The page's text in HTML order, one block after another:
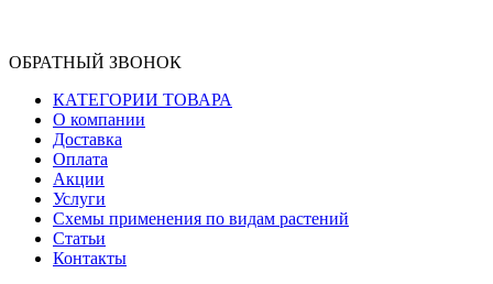
ОБРАТНЫЙ ЗВОНОК
КАТЕГОРИИ ТОВАРА
О компании
Доставка
Оплата
Акции
Услуги
Схемы применения по видам растений
Статьи
Контакты